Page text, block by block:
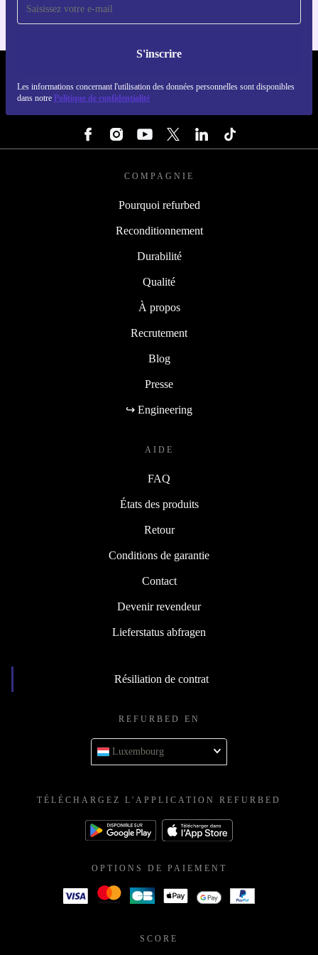
S'inscrire
Les informations concernant l'utilisation des données personnelles sont disponibles
dans notre Politique de confidentialité
COMPAGNIE
Pourquoi refurbed
Reconditionnement
Durabilité
Qualité
À propos
Recrutement
Blog
Presse
↪ Engineering
AIDE
FAQ
États des produits
Retour
Conditions de garantie
Contact
Devenir revendeur
Lieferstatus abfragen
Résiliation de contrat
REFURBED EN
Luxembourg
TÉLÉCHARGEZ L'APPLICATION REFURBED
OPTIONS DE PAIEMENT
SCORE